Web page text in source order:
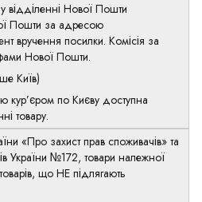
відділенні Нової Пошти
Пошти за адресою
вручення посилки. Комісія за
Нової Пошти.
Київ)
по Києву доступна
товару.
«Про захист прав споживачів» та
України №172, товари належної
що НЕ підлягають